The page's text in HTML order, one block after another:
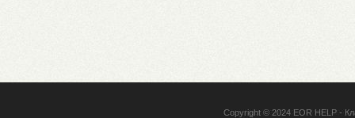
Copyright © 2024 EOR HELP-